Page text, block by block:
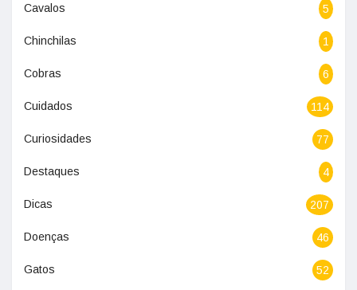
Cavalos 5
Chinchilas 1
Cobras 6
Cuidados 114
Curiosidades 77
Destaques 4
Dicas 207
Doenças 46
Gatos 52